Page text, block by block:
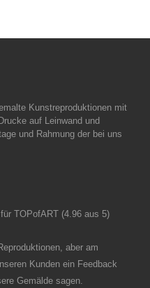
Kunstreproduktionen mit
auf Leinwand und
und Rahmung der bei uns
TOPofART (4.96 aus 5)
aber am
Kunden ein Feedback
Gemälde sagen.